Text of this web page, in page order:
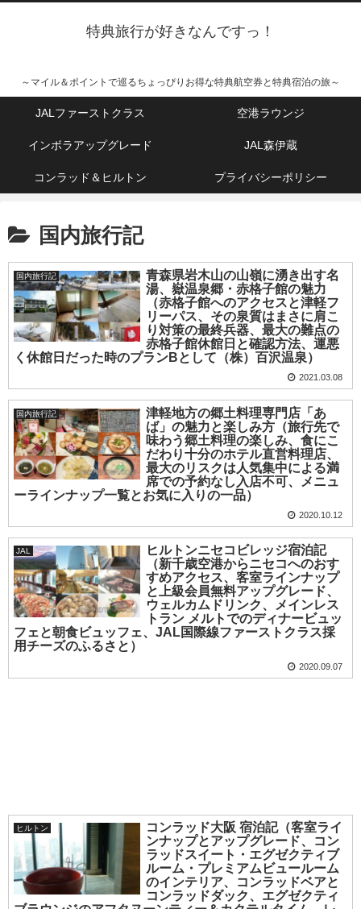
特典旅行が好きなんですっ！
～マイル＆ポイントで巡るちょっぴりお得な特典航空券と特典宿泊の旅～
JALファーストクラス 空港ラウンジ
インボラアップグレード JAL森伊蔵
コンラッド＆ヒルトン プライバシーポリシー
国内旅行記
国内旅行記
青森県岩木山の山嶺に湧き出す名
湯、嶽温泉郷・赤格子館の魅力
（赤格子館へのアクセスと津軽フ
リーパス、その泉質はまさに肩こ
り対策の最終兵器、最大の難点の
赤格子館休館日と確認方法、運悪
く休館日だった時のプランBとして（株）百沢温泉）
2021.03.08
国内旅行記
津軽地方の郷土料理専門店「あ
ば」の魅力と楽しみ方（旅行先で
味わう郷土料理の楽しみ、食にこ
だわり十分のホテル直営料理店、
最大のリスクは人気集中による満
席での予約なし入店不可、メニュ
ーラインナップ一覧とお気に入りの一品）
2020.10.12
JAL
ヒルトンニセコビレッジ宿泊記
（新千歳空港からニセコへのおす
すめアクセス、客室ラインナップ
と上級会員無料アップグレード、
ウェルカムドリンク、メインレス
トラン メルトでのディナービュッ
フェと朝食ビュッフェ、JAL国際線ファーストクラス採
用チーズのふるさと）
2020.09.07
ヒルトン
コンラッド大阪 宿泊記（客室ライ
ンナップとアップグレード、コン
ラッドスイート・エグゼクティブ
ルーム・プレミアムビュールーム
のインテリア、コンラッドベアと
コンラッドダック、エグゼクティ